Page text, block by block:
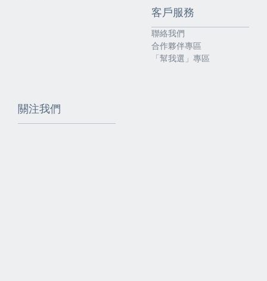
客戶服務
聯絡我們
合作夥伴專區
「幫我選」專區
關注我們